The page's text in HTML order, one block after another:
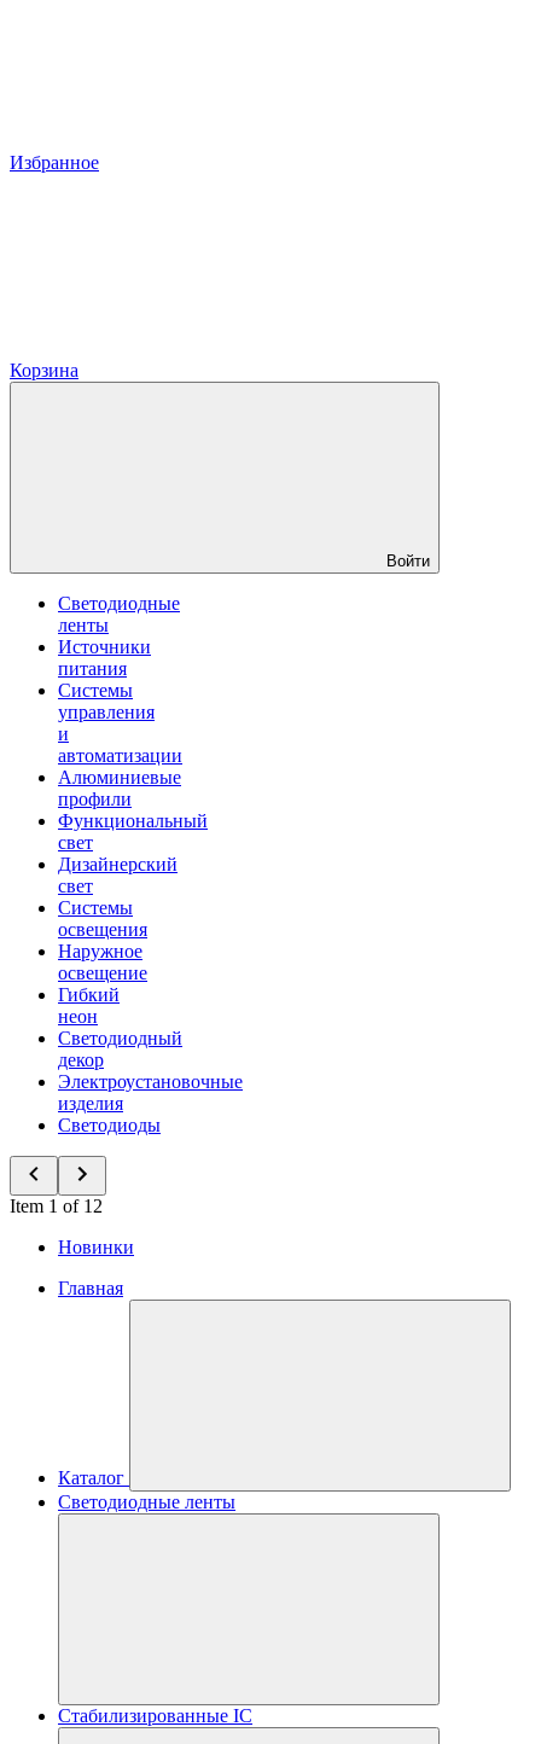
Избранное
Корзина
Войти
Светодиодные
ленты
Источники
питания
Системы
управления
и
автоматизации
Алюминиевые
профили
Функциональный
свет
Дизайнерский
свет
Системы
освещения
Наружное
освещение
Гибкий
неон
Светодиодный
декор
Электроустановочные
изделия
Светодиоды
Item 1 of 12
Новинки
Главная
Каталог
Светодиодные ленты
Стабилизированные IC